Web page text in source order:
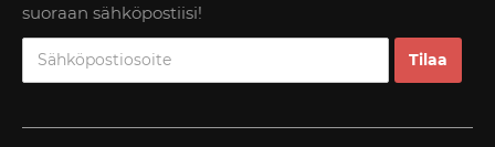
suoraan sähköpostiisi!